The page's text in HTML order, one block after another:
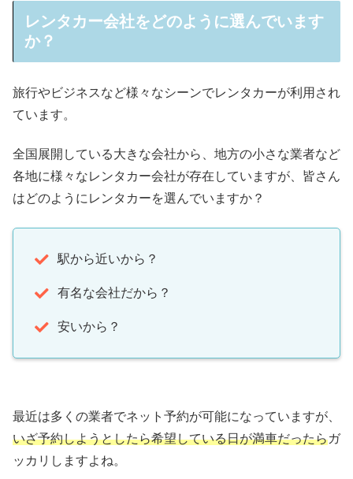
レンタカー会社をどのように選んでいます
か？
旅行やビジネスなど様々なシーンでレンタカーが利用され
ています。
全国展開している大きな会社から、地方の小さな業者など
各地に様々なレンタカー会社が存在していますが、皆さん
はどのようにレンタカーを選んでいますか？
駅から近いから？
有名な会社だから？
安いから？
最近は多くの業者でネット予約が可能になっていますが、
いざ予約しようとしたら希望している日が満車だったらガ
ッカリしますよね。